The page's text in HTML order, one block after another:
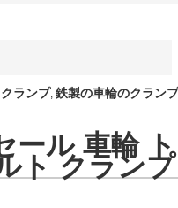
ランプ, 鉄製の車輪のクランプ
ール 車輪
ト クラン